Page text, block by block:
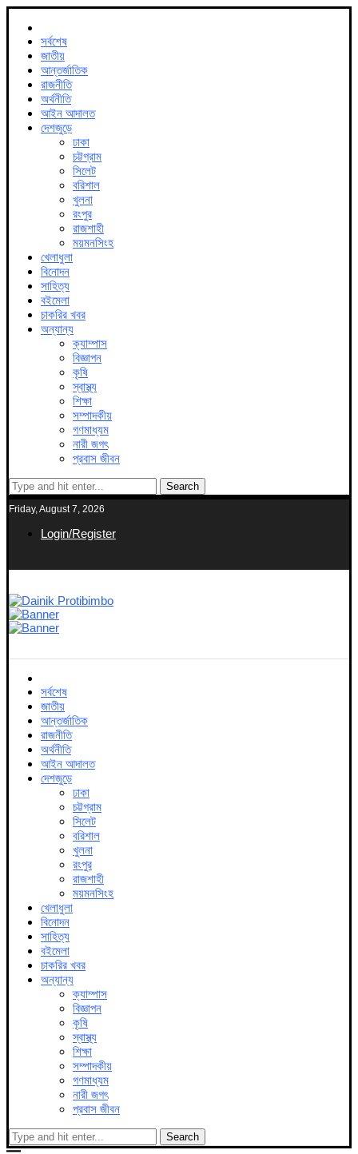
সর্বশেষ
জাতীয়
আন্তর্জাতিক
রাজনীতি
অর্থনীতি
আইন আদালত
দেশজুড়ে
ঢাকা
চট্টগ্রাম
সিলেট
বরিশাল
খুলনা
রংপুর
রাজশাহী
ময়মনসিংহ
খেলাধুলা
বিনোদন
সাহিত্য
বইমেলা
চাকরির খবর
অন্যান্য
ক্যাম্পাস
বিজ্ঞাপন
কৃষি
স্বাস্থ্য
শিক্ষা
সম্পাদকীয়
গণমাধ্যম
নারী জগৎ
প্রবাস জীবন
Search
Friday, August 7, 2026
Login/Register
সর্বশেষ
জাতীয়
আন্তর্জাতিক
রাজনীতি
অর্থনীতি
আইন আদালত
দেশজুড়ে
ঢাকা
চট্টগ্রাম
সিলেট
বরিশাল
খুলনা
রংপুর
রাজশাহী
ময়মনসিংহ
খেলাধুলা
বিনোদন
সাহিত্য
বইমেলা
চাকরির খবর
অন্যান্য
ক্যাম্পাস
বিজ্ঞাপন
কৃষি
স্বাস্থ্য
শিক্ষা
সম্পাদকীয়
গণমাধ্যম
নারী জগৎ
প্রবাস জীবন
Search